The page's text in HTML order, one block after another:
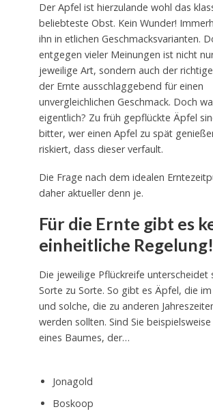
Der Apfel ist hierzulande wohl das
beliebteste Obst. Kein Wunder!
ihn in etlichen Geschmacksvarianten.
entgegen vieler Meinungen ist nicht
jeweilige Art, sondern auch der
der Ernte ausschlaggebend für einen
unvergleichlichen Geschmack. Doch
eigentlich? Zu früh gepflückte Äpfel
bitter, wer einen Apfel zu spät
riskiert, dass dieser verfault.
Die Frage nach dem idealen
daher aktueller denn je.
Für die Ernte gibt es
einheitliche Regelung!
Die jeweilige Pflückreife unterscheidet
Sorte zu Sorte. So gibt es Äpfel, die
und solche, die zu anderen
werden sollten. Sind Sie
eines Baumes, der…
Jonagold
Boskoop